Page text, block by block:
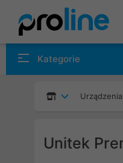
Kategorie
Unitek